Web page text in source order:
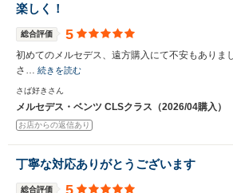
楽しく！
総合評価 5
初めてのメルセデス、遠方購入にて不安もありま
さ… 続きを読む
さば好きさん
メルセデス・ベンツ CLSクラス（2026/04購入）
お店からの返信あり
丁寧な対応ありがとうございます
総合評価 5